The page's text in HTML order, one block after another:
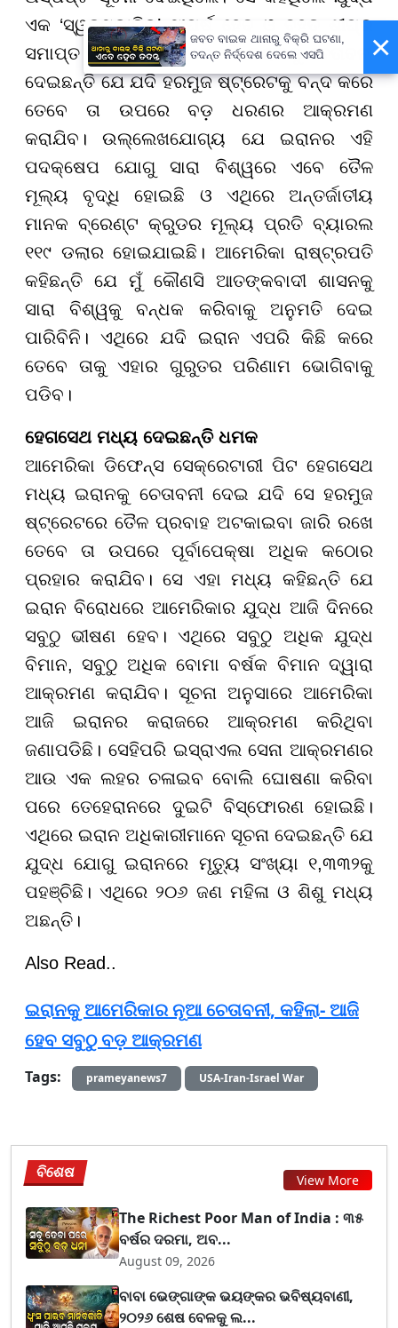
ଏକ ‘ସ୍ୱଳ୍ପକାଳିକ’ ସଂଘର୍ଷ ହେବ ଓ ବହୁତ ଶୀଘ୍ର
ସମାପ୍ତ ହୋଇଯିବ। ତେବେ ସେ ଇରାନକୁ ଚେତାବନୀ
ଦେଇଛନ୍ତି ଯେ ଯଦି ହରମୁଜ ଷ୍ଟ୍ରେଟକୁ ବନ୍ଦ କରେ
ତେବେ ତା ଉପରେ ବଡ଼ ଧରଣର ଆକ୍ରମଣ
କରାଯିବ। ଉଲ୍ଲେଖଯୋଗ୍ୟ ଯେ ଇରାନର ଏହି
ପଦକ୍ଷେପ ଯୋଗୁ ସାରା ବିଶ୍ୱରେ ଏବେ ତୈଳ
ମୂଲ୍ୟ ବୃଦ୍ଧି ହୋଇଛି ଓ ଏଥିରେ ଅନ୍ତର୍ଜାତୀୟ
ମାନକ ବ୍ରେଣ୍ଟ କ୍ରୁଡର ମୂଲ୍ୟ ପ୍ରତି ବ୍ୟାରଲ
୧୧୯ ଡଲାର ହୋଇଯାଇଛି। ଆମେରିକା ରାଷ୍ଟ୍ରପତି
କହିଛନ୍ତି ଯେ ମୁଁ କୌଣସି ଆତଙ୍କବାଦୀ ଶାସନକୁ
ସାରା ବିଶ୍ୱକୁ ବନ୍ଧକ କରିବାକୁ ଅନୁମତି ଦେଇ
ପାରିବିନି। ଏଥିରେ ଯଦି ଇରାନ ଏପରି କିଛି କରେ
ତେବେ ତାକୁ ଏହାର ଗୁରୁତର ପରିଣାମ ଭୋଗିବାକୁ
ପଡିବ।
ହେଗସେଥ ମଧ୍ୟ ଦେଇଛନ୍ତି ଧମକ
ଆମେରିକା ଡିଫେନ୍ସ ସେକ୍ରେଟାରୀ ପିଟ ହେଗସେଥ
ମଧ୍ୟ ଇରାନକୁ ଚେତାବନୀ ଦେଇ ଯଦି ସେ ହରମୁଜ
ଷ୍ଟ୍ରେଟରେ ତୈଳ ପ୍ରବାହ ଅଟକାଇବା ଜାରି ରଖେ
ତେବେ ତା ଉପରେ ପୂର୍ବାପେକ୍ଷା ଅଧିକ କଠୋର
ପ୍ରହାର କରାଯିବ। ସେ ଏହା ମଧ୍ୟ କହିଛନ୍ତି ଯେ
ଇରାନ ବିରୋଧରେ ଆମେରିକାର ଯୁଦ୍ଧ ଆଜି ଦିନରେ
ସବୁଠୁ ଭୀଷଣ ହେବ। ଏଥିରେ ସବୁଠୁ ଅଧିକ ଯୁଦ୍ଧ
ବିମାନ, ସବୁଠୁ ଅଧିକ ବୋମା ବର୍ଷକ ବିମାନ ଦ୍ୱାରା
ଆକ୍ରମଣ କରାଯିବ। ସୂଚନା ଅନୁସାରେ ଆମେରିକା
ଆଜି ଇରାନର କରାଜରେ ଆକ୍ରମଣ କରିଥିବା
ଜଣାପଡିଛି। ସେହିପରି ଇସ୍ରାଏଲ ସେନା ଆକ୍ରମଣର
ଆଉ ଏକ ଲହର ଚଳାଇବ ବୋଲି ଘୋଷଣା କରିବା
ପରେ ତେହେରାନରେ ଦୁଇଟି ବିସ୍ଫୋରଣ ହୋଇଛି।
ଏଥିରେ ଇରାନ ଅଧିକାରୀମାନେ ସୂଚନା ଦେଇଛନ୍ତି ଯେ
ଯୁଦ୍ଧ ଯୋଗୁ ଇରାନରେ ମୃତ୍ୟୁ ସଂଖ୍ୟା ୧,୩୩୨କୁ
ପହଞ୍ଚିଛି। ଏଥିରେ ୨୦୬ ଜଣ ମହିଳା ଓ ଶିଶୁ ମଧ୍ୟ
ଅଛନ୍ତି।
Also Read..
ଇରାନକୁ ଆମେରିକାର ନୂଆ ଚେତାବନୀ, କହିଲା- ଆଜି
ହେବ ସବୁଠୁ ବଡ଼ ଆକ୍ରମଣ
Tags: prameyanews7 USA-Iran-Israel War
ବିଶେଷ View More
The Richest Poor Man of India : ୩୫
ବର୍ଷର ଦରମା, ଅବ...
August 09, 2026
ବାବା ଭେଙ୍ଗାଙ୍କ ଭୟଙ୍କର ଭବିଷ୍ୟବାଣୀ,
୨୦୨୬ ଶେଷ ବେଳକୁ ଲ...
×
ଜବତ ବାଇକ ଥାନାରୁ ବିକ୍ରି ଘଟଣା,
ତଦନ୍ତ ନିର୍ଦ୍ଦେଶ ଦେଲେ ଏସପି